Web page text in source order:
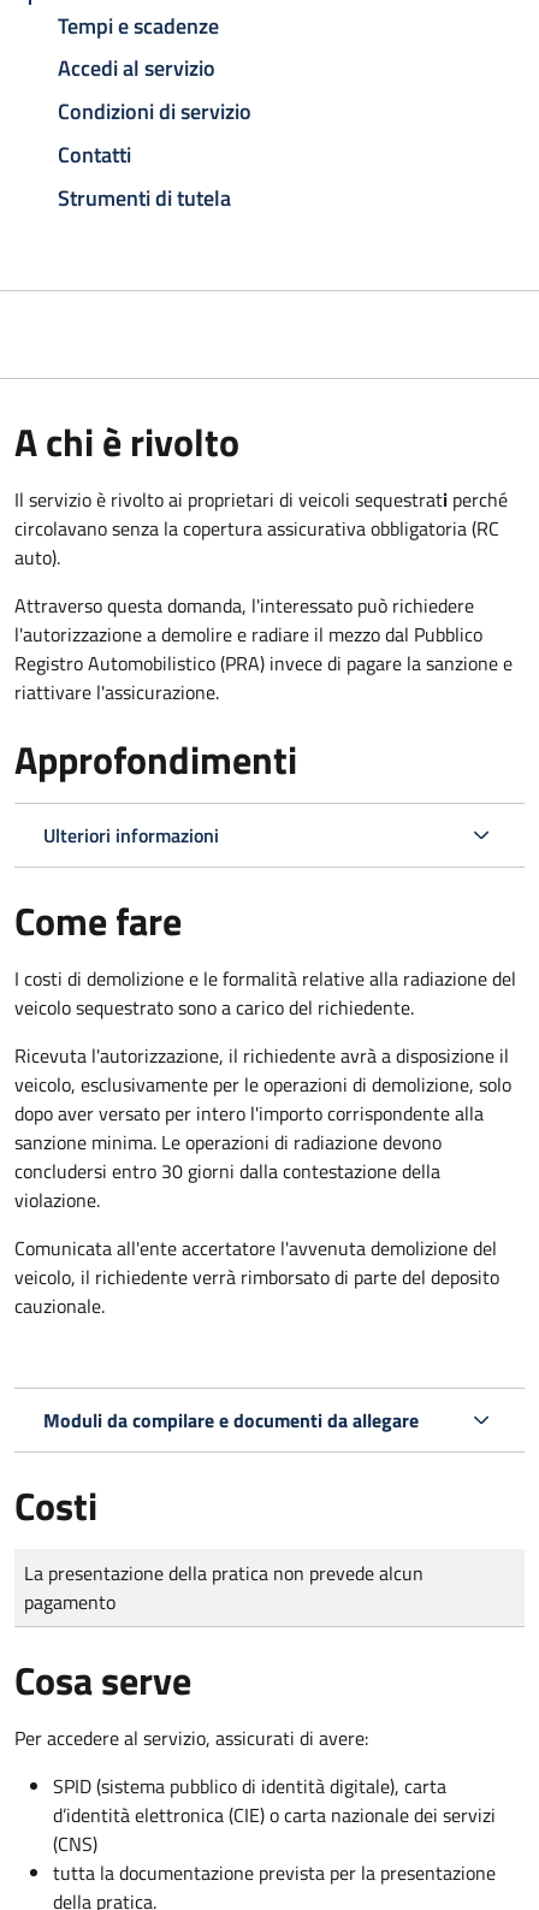
Tempi e scadenze
Accedi al servizio
Condizioni di servizio
Contatti
Strumenti di tutela
A chi è rivolto
Il servizio è rivolto ai proprietari di veicoli sequestrati perché
circolavano senza la copertura assicurativa obbligatoria (RC
auto).
Attraverso questa domanda, l'interessato può richiedere
l'autorizzazione a demolire e radiare il mezzo dal Pubblico
Registro Automobilistico (PRA) invece di pagare la sanzione e
riattivare l'assicurazione.
Approfondimenti
Ulteriori informazioni
Come fare
I costi di demolizione e le formalità relative alla radiazione del
veicolo sequestrato sono a carico del richiedente.
Ricevuta l'autorizzazione, il richiedente avrà a disposizione il
veicolo, esclusivamente per le operazioni di demolizione, solo
dopo aver versato per intero l'importo corrispondente alla
sanzione minima. Le operazioni di radiazione devono
concludersi entro 30 giorni dalla contestazione della
violazione.
Comunicata all'ente accertatore l'avvenuta demolizione del
veicolo, il richiedente verrà rimborsato di parte del deposito
cauzionale.
Moduli da compilare e documenti da allegare
Costi
Tipo di pagamento
Importo
La presentazione della pratica non prevede alcun
pagamento
Cosa serve
Per accedere al servizio, assicurati di avere:
SPID (sistema pubblico di identità digitale), carta
d’identità elettronica (CIE) o carta nazionale dei servizi
(CNS)
tutta la documentazione prevista per la presentazione
della pratica.